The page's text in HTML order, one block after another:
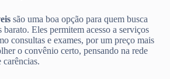
são uma boa opção para quem busca
Eles permitem acesso a serviços
consultas e exames, por um preço mais
o convênio certo, pensando na rede
carências.